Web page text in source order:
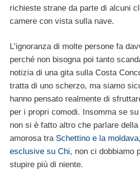
richieste strane da parte di alcuni
camere con vista sulla nave.
L’ignoranza di molte persone fa
perché non bisogna poi tanto
notizia di una gita sulla Costa
tratta di uno scherzo, ma siamo
hanno pensato realmente di
per i propri comodi. Insomma se
non si è fatto altro che parlare
amorosa tra Schettino e la
esclusive su Chi, non ci dobbiamo
stupire più di niente.